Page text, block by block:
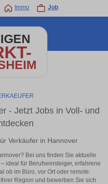
Immo Job
- Jetzt Jobs in Voll- und
Verkäufer in Hannover
Bei uns finden Sie aktuelle
ideal für Berufseinsteiger, erfahrene
ob im Büro, vor Ort oder remote:
Region und bewerben Sie sich